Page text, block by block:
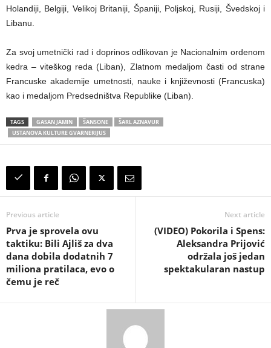
Holandiji, Belgiji, Velikoj Britaniji, Španiji, Poljskoj, Rusiji, Švedskoj i
Libanu.
Za svoj umetnički rad i doprinos odlikovan je Nacionalnim ordenom
kedra – viteškog reda (Liban), Zlatnom medaljom časti od strane
Francuske akademije umetnosti, nauke i književnosti (Francuska)
kao i medaljom Predsedništva Republike (Liban).
TAGS GASAN JAMIN ŠANSONE
ŠARL AZNAVUR
USTANOVA KULTURE GVARNERIJUS
Previous article
Prva je sprovela ovu
taktiku: Bili Ajliš za dva
dana dobila dodatnih 7
miliona pratilaca, evo o
čemu je reč
Next article
(VIDEO) Pokorila i Spens:
Aleksandra Prijović
održala još jedan
spektakularan nastup